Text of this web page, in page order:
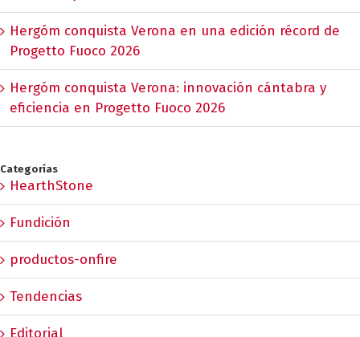
Hergóm conquista Verona en una edición récord de
Progetto Fuoco 2026
Hergóm conquista Verona: innovación cántabra y
eficiencia en Progetto Fuoco 2026
Categorías
HearthStone
Fundición
productos-onfire
Tendencias
Editorial